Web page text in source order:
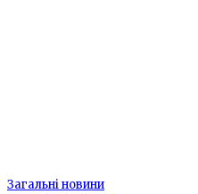
Загальні новини